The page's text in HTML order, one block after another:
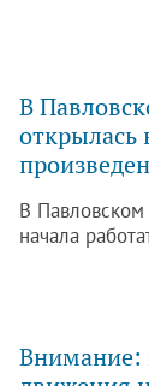
В
открылась
В
начала
частной
Внимание: